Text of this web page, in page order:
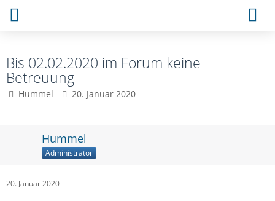
Bis 02.02.2020 im Forum keine
Betreuung
Hummel 20. Januar 2020
Hummel
Administrator
20. Januar 2020